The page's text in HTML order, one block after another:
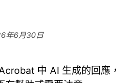
年6月30日
中 AI 生成的回應，